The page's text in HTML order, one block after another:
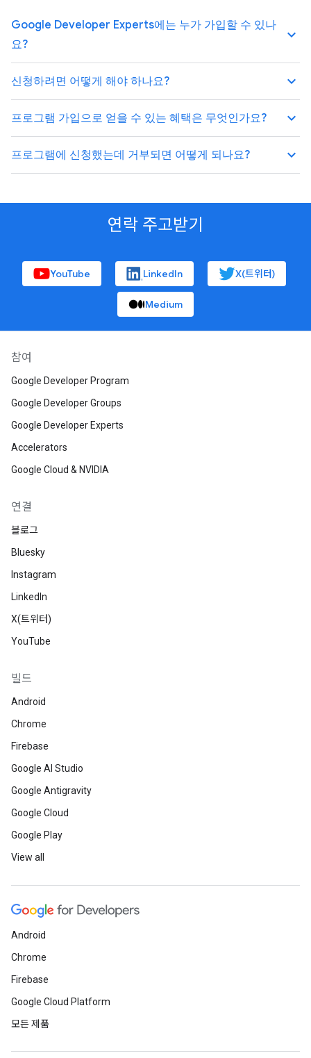
keyboard_arrow_up
Google Developer Experts에는 누가 가입할 수 있나
요?
keyboard_arrow_up
신청하려면 어떻게 해야 하나요?
keyboard_arrow_up
프로그램 가입으로 얻을 수 있는 혜택은 무엇인가요?
keyboard_arrow_up
프로그램에 신청했는데 거부되면 어떻게 되나요?
연락 주고받기
YouTube LinkedIn X(트위터)
Medium
참여
Google Developer Program
Google Developer Groups
Google Developer Experts
Accelerators
Google Cloud & NVIDIA
연결
블로그
Bluesky
Instagram
LinkedIn
X(트위터)
YouTube
빌드
Android
Chrome
Firebase
Google AI Studio
Google Antigravity
Google Cloud
Google Play
View all
Android
Chrome
Firebase
Google Cloud Platform
모든 제품